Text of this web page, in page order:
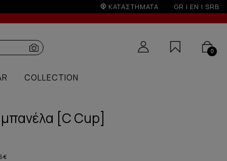
ΚΑΤΑΣΤΗΜΑΤΑ GR | EN | SRB
0
COLLECTION
[C Cup]
€